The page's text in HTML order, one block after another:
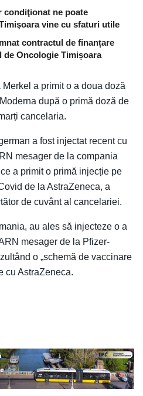
condiţionat ne poate
vine cu sfaturi utile
contractul de finanțare
Oncologie Timișoara
a primit o a doua doză
după o primă doză de
cancelaria.
a fost injectat recent cu
mesager de la compania
a primit o primă injecție pe
de la AstraZeneca, a
de cuvânt al cancelariei.
au ales să injecteze o a
mesager de la Pfizer-
o „schemă de vaccinare
cu AstraZeneca.